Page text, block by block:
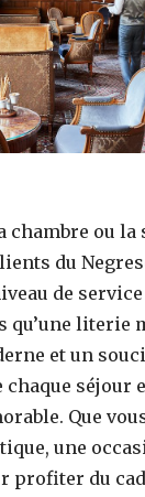
chambre ou la
du
de
qu’une literie
et un
séjour
Que
une
profiter du